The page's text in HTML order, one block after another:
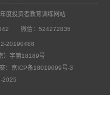
度投资者教育训练网站
微信：524272835
20190488
）字第18189号
京ICP备18019099号-3
2025